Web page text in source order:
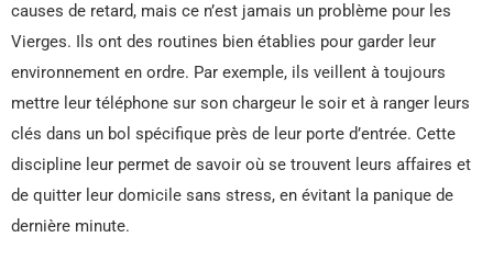
causes de retard, mais ce n’est jamais un problème pour les
Vierges. Ils ont des routines bien établies pour garder leur
environnement en ordre. Par exemple, ils veillent à toujours
mettre leur téléphone sur son chargeur le soir et à ranger leurs
clés dans un bol spécifique près de leur porte d’entrée. Cette
discipline leur permet de savoir où se trouvent leurs affaires et
de quitter leur domicile sans stress, en évitant la panique de
dernière minute.